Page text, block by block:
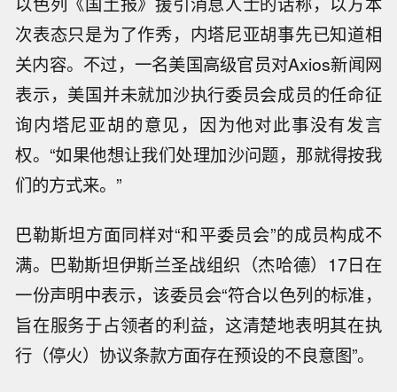
次表态只是为了作秀，内塔尼亚胡事先已知道相
关内容。不过，一名美国高级官员对Axios新闻网
表示，美国并未就加沙执行委员会成员的任命征
询内塔尼亚胡的意见，因为他对此事没有发言
权。“如果他想让我们处理加沙问题，那就得按我
们的方式来。”
巴勒斯坦方面同样对“和平委员会”的成员构成不
满。巴勒斯坦伊斯兰圣战组织（杰哈德）17日在
一份声明中表示，该委员会“符合以色列的标准，
旨在服务于占领者的利益，这清楚地表明其在执
行（停火）协议条款方面存在预设的不良意图”。